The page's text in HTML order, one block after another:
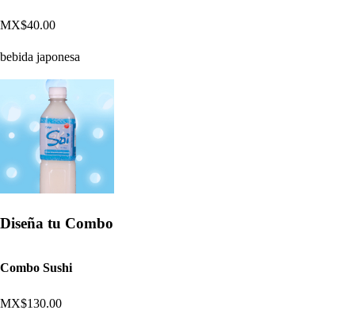
MX$40.00
bebida japonesa
Diseña tu Combo
Combo Sushi
MX$130.00